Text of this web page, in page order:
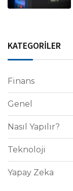
KATEGORİLER
Finans
Genel
Nasıl Yapılır?
Teknoloji
Yapay Zeka